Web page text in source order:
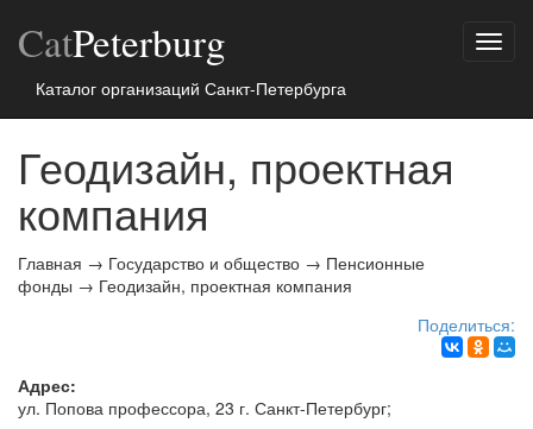
CatPeterburg
Каталог организаций Санкт-Петербурга
Геодизайн, проектная
компания
Главная → Государство и общество → Пенсионные
фонды → Геодизайн, проектная компания
Поделиться:
Адрес:
ул. Попова профессора, 23 г. Санкт-Петербург;